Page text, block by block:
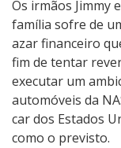
Os irmãos Jimmy
família sofre de
azar financeiro
fim de tentar
executar um
automóveis da
car dos Estados
como o previsto.